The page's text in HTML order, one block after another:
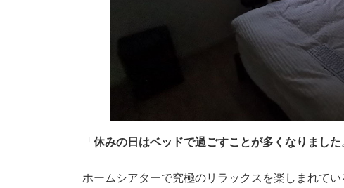
「 休みの日はベッドで過ごすことが多くなりました
ホームシアターで究極のリラックスを楽しまれてい